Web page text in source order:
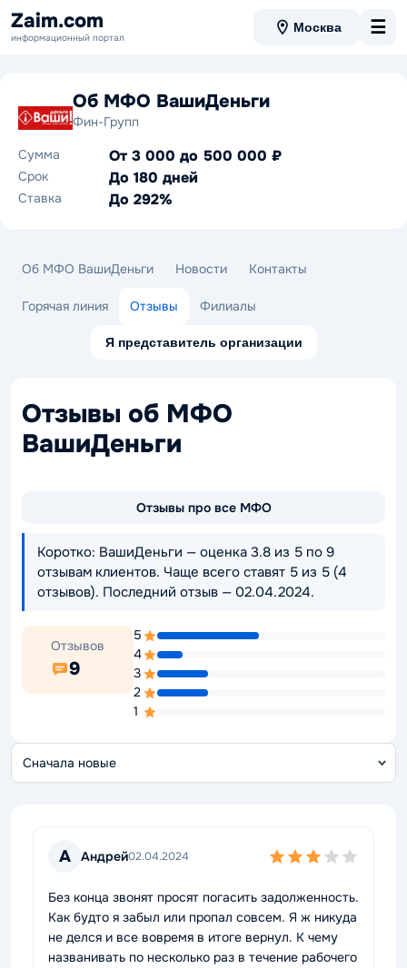
Zaim.com
информационный портал
Москва ☰
Об МФО ВашиДеньги
Фин-Групп
Сумма
От 3 000 до 500 000 ₽
Срок До 180 дней
Ставка До 292%
Об МФО ВашиДеньги Новости Контакты
Горячая линия Отзывы Филиалы
Я представитель организации
Отзывы об МФО
ВашиДеньги
Отзывы про все МФО
Коротко: ВашиДеньги — оценка 3.8 из 5 по 9
отзывам клиентов. Чаще всего ставят 5 из 5 (4
отзывов). Последний отзыв — 02.04.2024.
Отзывов
9
5
4
3
2
1
А Андрей02.04.2024
Без конца звонят просят погасить задолженность.
Как будто я забыл или пропал совсем. Я ж никуда
не делся и все вовремя в итоге вернул. К чему
названивать по несколько раз в течение рабочего